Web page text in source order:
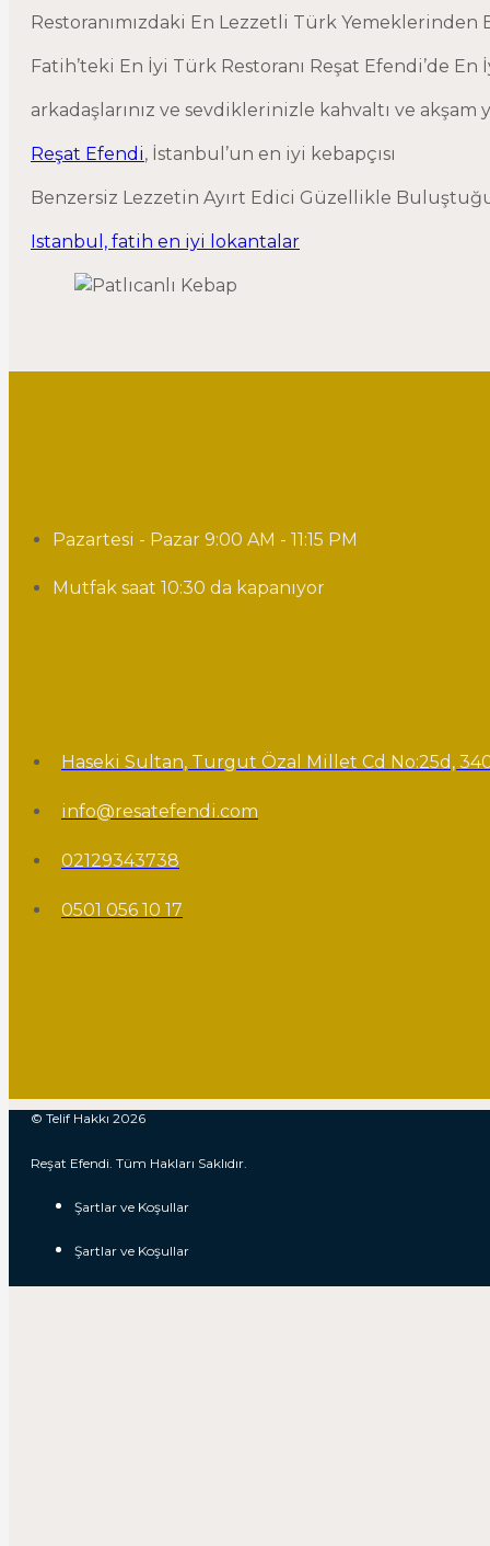
Restoranımızdaki En Lezzetli Türk Yemeklerinden
Fatih’teki En İyi Türk Restoranı Reşat Efendi’de En
arkadaşlarınız ve sevdiklerinizle kahvaltı ve
Reşat Efendi, İstanbul’un en iyi kebapçısı
Benzersiz Lezzetin Ayırt Edici Güzellikle
Istanbul, fatih en iyi lokantalar
Pazartesi - Pazar 9:00 AM - 11:15 PM
Mutfak saat 10:30 da kapanıyor
Haseki Sultan, Turgut Özal Millet Cd No:25d,
info@resatefendi.com
02129343738
0501 056 10 17
© Telif Hakkı 2026
Reşat Efendi. Tüm Hakları Saklıdır.
Şartlar ve Koşullar
Şartlar ve Koşullar